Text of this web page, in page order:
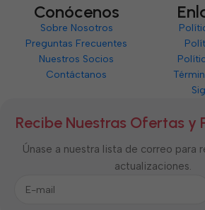
Conócenos
Sobre Nosotros
Preguntas Frecuentes
Nuestros Socios
Contáctanos
Recibe Nuestras Ofertas y
Únase a nuestra lista de correo para
actualizaciones.